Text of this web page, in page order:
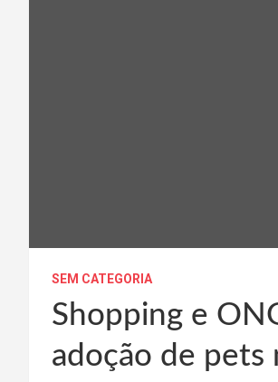
SEM CATEGORIA
Shopping e
adoção de pets